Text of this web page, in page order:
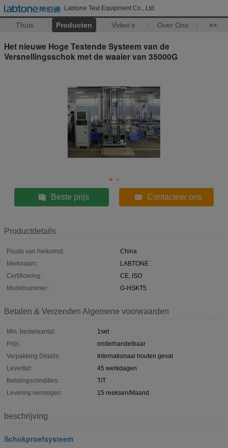
Labtone Test Equipment Co., Ltd
Thuis Producten Video's Over Ons >>
Het nieuwe Hoge Testende Systeem van de
Versnellingsschok met de waaier van 35000G
Beste prijs Contacteer ons
Productdetails
Plaats van herkomst:
China
Merknaam:
LABTONE
Certificering:
CE, ISO
Modelnummer:
G-HSKT5
Betalen & Verzenden Algemene voorwaarden
Min. bestelaantal:
1set
Prijs:
onderhandelbaar
Verpakking Details:
Internationaal houten geval
Levertijd:
45 werkdagen
Betalingscondities:
T/T
Levering vermogen:
15 reeksen/Maand
beschrijving
Schokproefsysteem